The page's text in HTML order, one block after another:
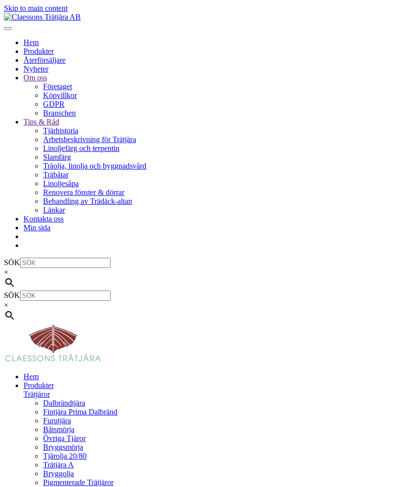
Skip to main content
Hem
Produkter
Återförsäljare
Nyheter
Om oss
Företaget
Köpvillkor
GDPR
Branschen
Tips & Råd
Tjärhistoria
Arbetsbeskrivning för Trätjära
Linoljefärg och terpentin
Slamfärg
Träolja, linolja och byggnadsvård
Träbåtar
Linoljesåpa
Renovera fönster & dörrar
Behandling av Trädäck-altan
Länkar
Kontakta oss
Min sida
SÖK
×
SÖK
×
Hem
Produkter
Trätjäror
Dalbrändtjära
Fintjära Prima Dalbränd
Furutjära
Båtsmörja
Övriga Tjäror
Bryggsmörja
Tjärolja 20/80
Trätjära A
Bryggolja
Pigmenterade Trätjäror